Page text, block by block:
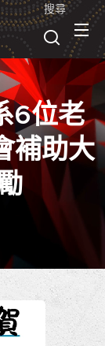
搜尋
6位老
補助大